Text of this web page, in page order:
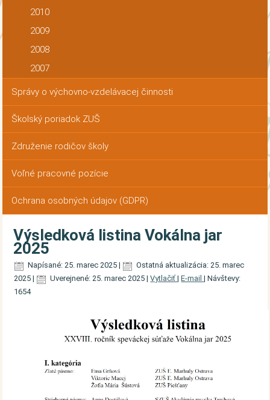
2010
2009
2008
2007
Správy o výchovno-vzdelávacej činnosti
Školský poriadok ZUŠ
Združenie rodičov školy
Voľné pracovné pozície
Ochrana osobných údajov (GDPR)
Výsledková listina Vokálna jar
2025
Napísané: 25. marec 2025 |
Ostatná aktualizácia: 25. marec
2025 | Uverejnené: 25. marec 2025 |Vytlačiť|E-mail|Návštevy:
1654